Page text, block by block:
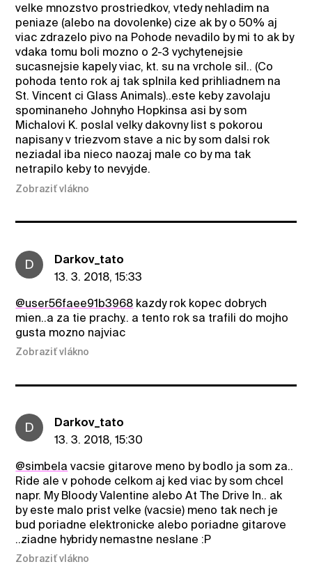
velke mnozstvo prostriedkov, vtedy nehladim na
peniaze (alebo na dovolenke) cize ak by o 50% aj
viac zdrazelo pivo na Pohode nevadilo by mi to ak by
vdaka tomu boli mozno o 2-3 vychytenejsie
sucasnejsie kapely viac, kt. su na vrchole sil.. (Co
pohoda tento rok aj tak splnila ked prihliadnem na
St. Vincent ci Glass Animals)..este keby zavolaju
spominaneho Johnyho Hopkinsa asi by som
Michalovi K. poslal velky dakovny list s pokorou
napisany v triezvom stave a nic by som dalsi rok
neziadal iba nieco naozaj male co by ma tak
netrapilo keby to nevyjde.
Zobraziť vlákno
D
Darkov_tato
13. 3. 2018, 15:33
@user56faee91b3968 kazdy rok kopec dobrych
mien..a za tie prachy.. a tento rok sa trafili do mojho
gusta mozno najviac
Zobraziť vlákno
D
Darkov_tato
13. 3. 2018, 15:30
@simbela vacsie gitarove meno by bodlo ja som za..
Ride ale v pohode celkom aj ked viac by som chcel
napr. My Bloody Valentine alebo At The Drive In.. ak
by este malo prist velke (vacsie) meno tak nech je
bud poriadne elektronicke alebo poriadne gitarove
..ziadne hybridy nemastne neslane :P
Zobraziť vlákno